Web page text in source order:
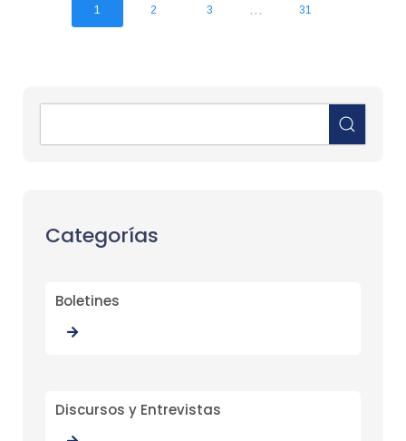
1 2 3 ... 31
Categorías
Boletines
Discursos y Entrevistas